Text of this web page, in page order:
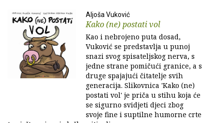
Aljoša Vuković
Kako (ne) postati vol
Kao i nebrojeno puta dosad,
Vuković se predstavlja u punoj
snazi svog spisateljskog nerva, s
jedne strane pomičući granice, a s
druge spajajući čitatelje svih
generacija. Slikovnica 'Kako (ne)
postati vol' je priča u stihu koja će
se sigurno svidjeti djeci zbog
svoje fine i suptilne humorne crte